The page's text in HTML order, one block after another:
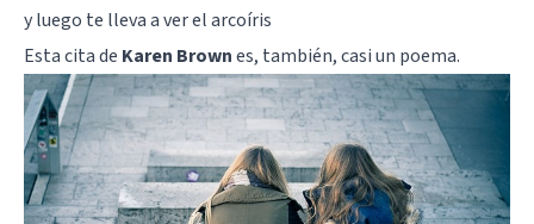
y luego te lleva a ver el arcoíris
Esta cita de Karen Brownes, también, casi un poema.